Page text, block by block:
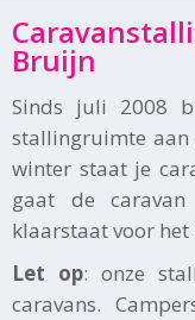
Bruijn
Sinds juli 2008
stallingruimte aan
winter staat je
gaat de
klaarstaat voor het
Let op: onze
caravans.